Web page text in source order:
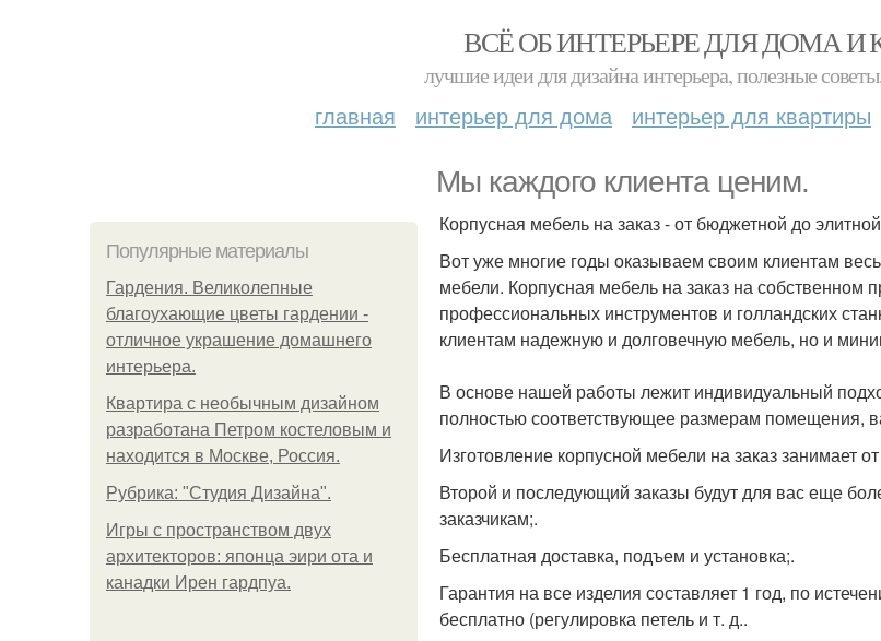
ВСЁ ОБ ИНТЕРЬЕРЕ ДЛЯ ДОМА И
лучшие идеи для дизайна интерьера, полезные
главная интерьер для дома интерьер для квартиры
Мы каждого клиента ценим.
Популярные материалы
Гардения. Великолепные
благоухающие цветы гардении -
отличное украшение домашнего
интерьера.
Квартира с необычным дизайном
разработана Петром костеловым и
находится в Москве, Россия.
Рубрика: "Студия Дизайна".
Игры с пространством двух
архитекторов: японца эири ота и
канадки Ирен гардпуа.
Корпусная мебель на заказ - от бюджетной до
Вот уже многие годы оказываем своим клиентам
мебели. Корпусная мебель на заказ на собственном
профессиональных инструментов и голландских
клиентам надежную и долговечную мебель, но и
В основе нашей работы лежит индивидуальный
полностью соответствующее размерам помещения,
Изготовление корпусной мебели на заказ занимает
Второй и последующий заказы будут для вас еще
заказчикам;.
Бесплатная доставка, подъем и установка;.
Гарантия на все изделия составляет 1 год, по
бесплатно (регулировка петель и т. д..